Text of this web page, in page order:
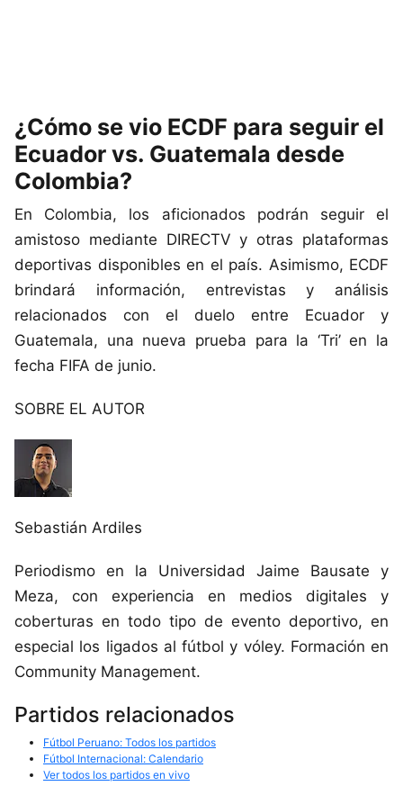
¿Cómo se vio ECDF para seguir el
Ecuador vs. Guatemala desde
Colombia?
En Colombia, los aficionados podrán seguir el
amistoso mediante DIRECTV y otras plataformas
deportivas disponibles en el país. Asimismo, ECDF
brindará información, entrevistas y análisis
relacionados con el duelo entre Ecuador y
Guatemala, una nueva prueba para la ‘Tri’ en la
fecha FIFA de junio.
SOBRE EL AUTOR
Sebastián Ardiles
Periodismo en la Universidad Jaime Bausate y
Meza, con experiencia en medios digitales y
coberturas en todo tipo de evento deportivo, en
especial los ligados al fútbol y vóley. Formación en
Community Management.
Partidos relacionados
Fútbol Peruano: Todos los partidos
Fútbol Internacional: Calendario
Ver todos los partidos en vivo